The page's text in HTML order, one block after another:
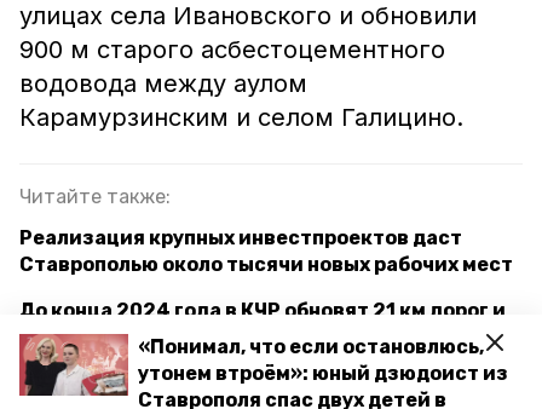
«Понимал, что если остановлюсь,
утонем втроём»: юный дзюдоист из
Ставрополя спас двух детей в
улицах села Ивановского и обновили
900 м старого асбестоцементного
водовода между аулом
Карамурзинским и селом Галицино.
Читайте также:
Реализация крупных инвестпроектов даст
Ставрополью около тысячи новых рабочих мест
До конца 2024 года в КЧР обновят 21 км дорог и
два моста
На Ставрополье качественное водоснабжение